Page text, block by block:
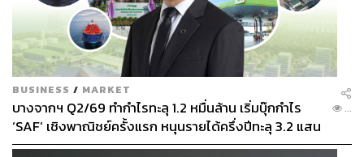
BUSINESS / MARKET
บางจากฯ Q2/69 ทำกำไรทะลุ 1.2 หมื่นล้าน เริ่มบุ๊กกำไร
‘SAF’ เชิงพาณิชย์ครั้งแรก หนุนรายได้ครึ่งปีทะลุ 3.2 แสน
ล้าน
...